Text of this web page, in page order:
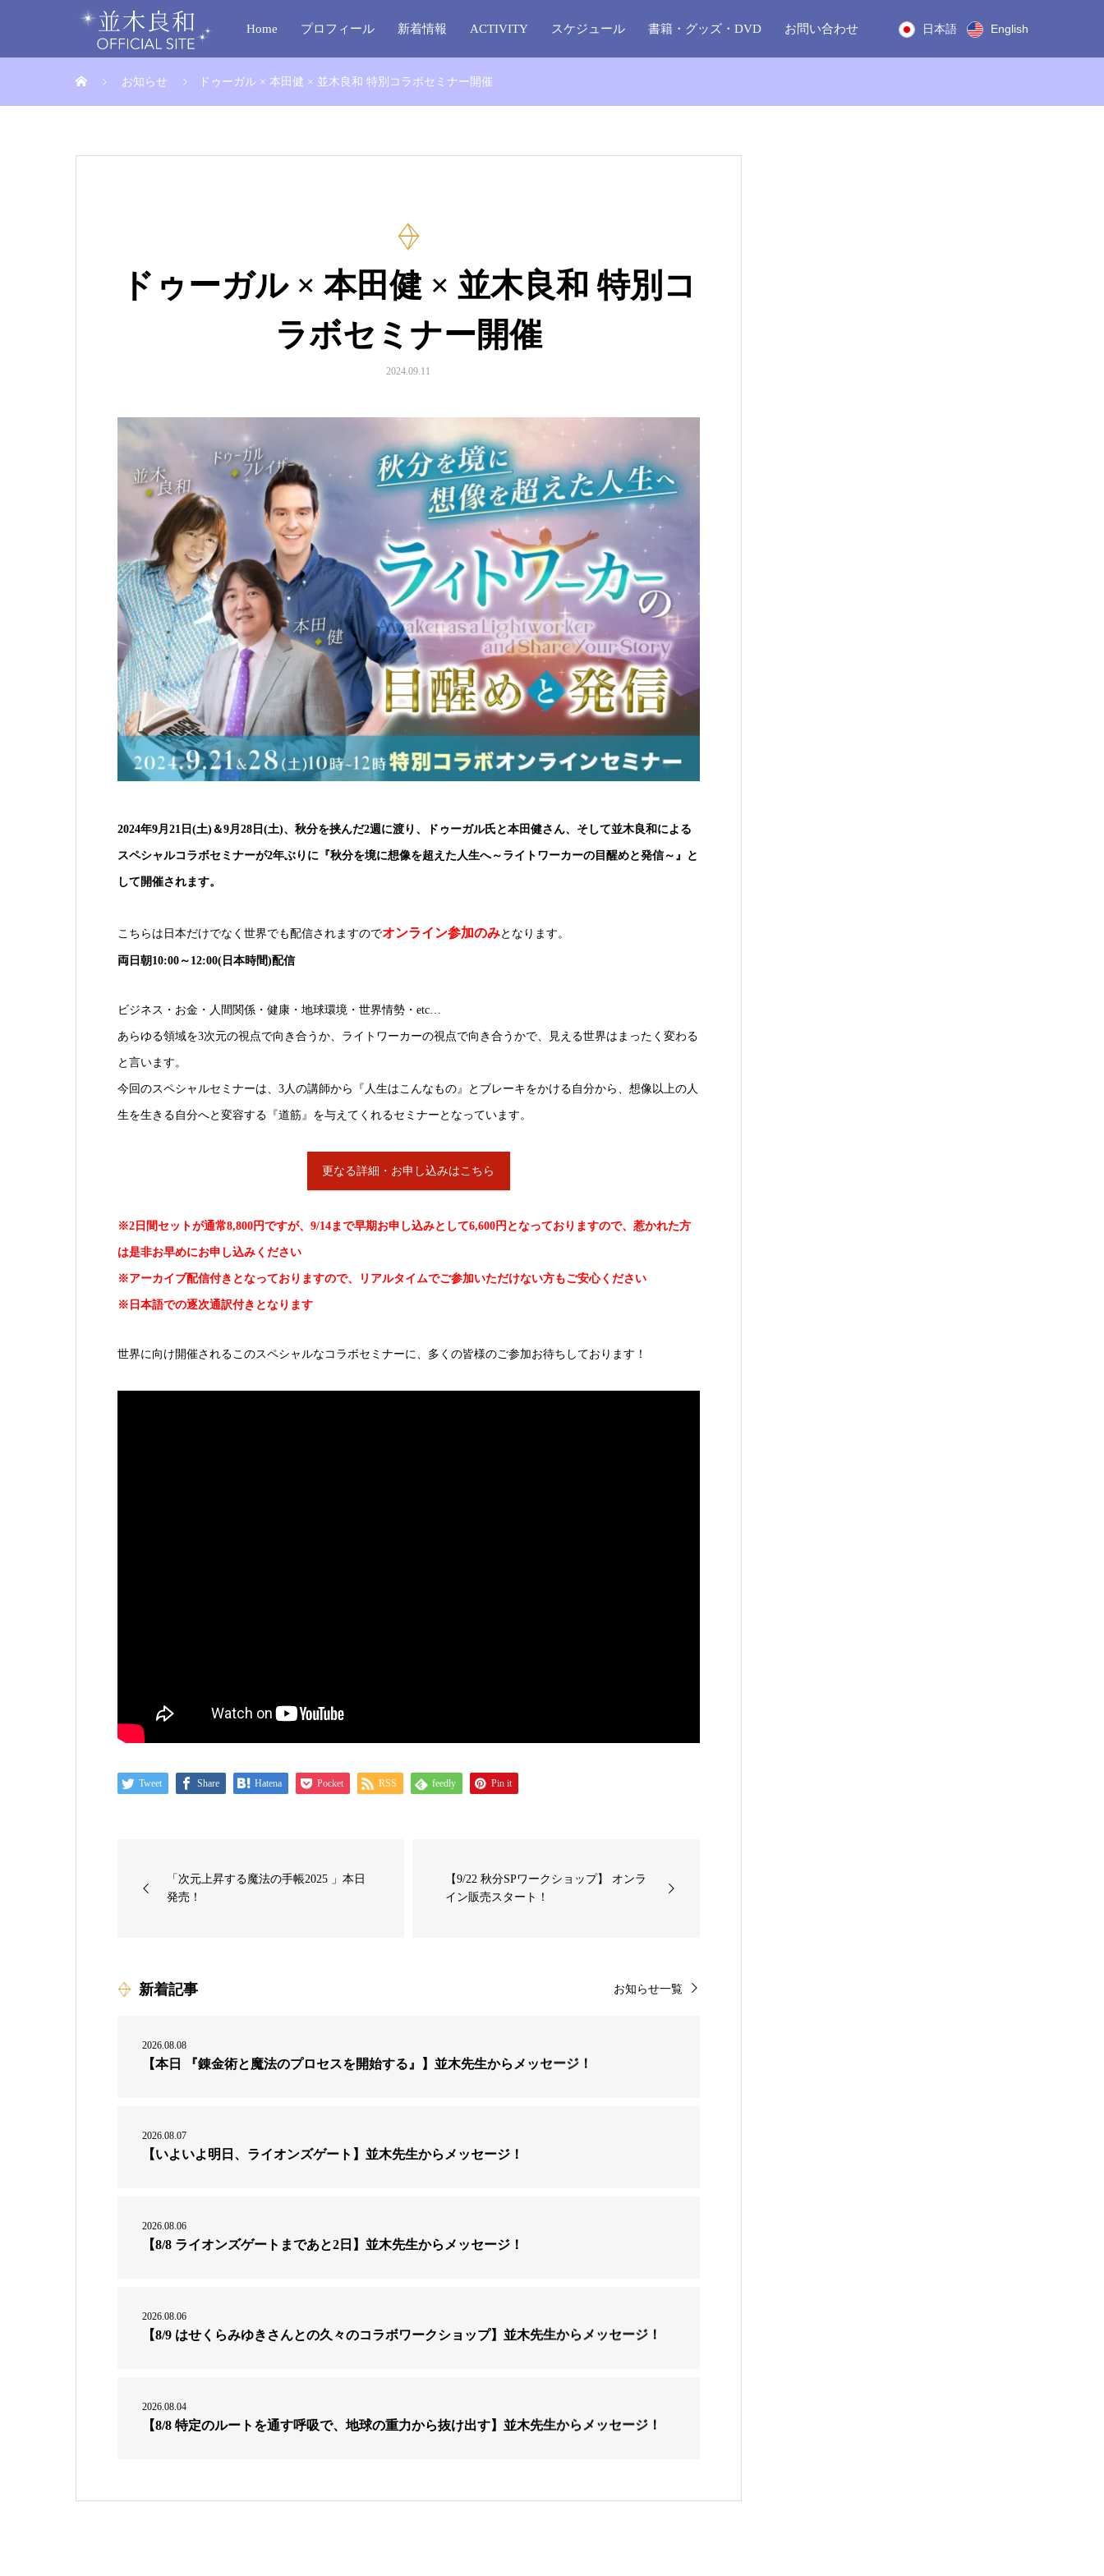
Home プロフィール 新着情報 ACTIVITY スケジュール 書籍・グッズ・DVD お問い合わせ 日本語 English
お知らせ ドゥーガル × 本田健 × 並木良和 特別コラボセミナー開催
ドゥーガル × 本田健 × 並木良和 特別コ
ラボセミナー開催
2024.09.11
2024年9月21日(土)＆9月28日(土)、秋分を挟んだ2週に渡り、ドゥーガル氏と本田健さん、そして並木良和による
スペシャルコラボセミナーが2年ぶりに『秋分を境に想像を超えた人生へ～ライトワーカーの目醒めと発信～』と
して開催されます。
こちらは日本だけでなく世界でも配信されますのでオンライン参加のみとなります。
両日朝10:00～12:00(日本時間)配信
ビジネス・お金・人間関係・健康・地球環境・世界情勢・etc…
あらゆる領域を3次元の視点で向き合うか、ライトワーカーの視点で向き合うかで、見える世界はまったく変わる
と言います。
今回のスペシャルセミナーは、3人の講師から『人生はこんなもの』とブレーキをかける自分から、想像以上の人
生を生きる自分へと変容する『道筋』を与えてくれるセミナーとなっています。
更なる詳細・お申し込みはこちら
※2日間セットが通常8,800円ですが、9/14まで早期お申し込みとして6,600円となっておりますので、惹かれた方
は是非お早めにお申し込みください
※アーカイブ配信付きとなっておりますので、リアルタイムでご参加いただけない方もご安心ください
※日本語での逐次通訳付きとなります
世界に向け開催されるこのスペシャルなコラボセミナーに、多くの皆様のご参加お待ちしております！
Tweet Share Hatena Pocket RSS feedly Pin it
「次元上昇する魔法の手帳2025 」本日
発売！
【9/22 秋分SPワークショップ】 オンラ
イン販売スタート！
新着記事 お知らせ一覧
2026.08.08
【本日 『錬金術と魔法のプロセスを開始する』】並木先生からメッセージ！
2026.08.07
【いよいよ明日、ライオンズゲート】並木先生からメッセージ！
2026.08.06
【8/8 ライオンズゲートまであと2日】並木先生からメッセージ！
2026.08.06
【8/9 はせくらみゆきさんとの久々のコラボワークショップ】並木先生からメッセージ！
2026.08.04
【8/8 特定のルートを通す呼吸で、地球の重力から抜け出す】並木先生からメッセージ！